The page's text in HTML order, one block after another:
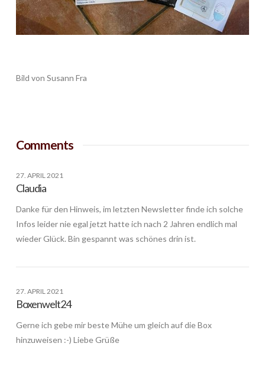
Bild von Susann Fra
Comments
27. APRIL 2021
Claudia
Danke für den Hinweis, im letzten Newsletter finde ich solche
Infos leider nie egal jetzt hatte ich nach 2 Jahren endlich mal
wieder Glück. Bin gespannt was schönes drin ist.
27. APRIL 2021
Boxenwelt24
Gerne ich gebe mir beste Mühe um gleich auf die Box
hinzuweisen :-) Liebe Grüße